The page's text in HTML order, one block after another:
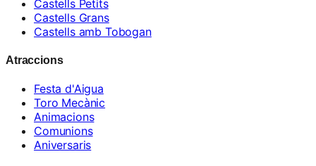
Castells Petits
Castells Grans
Castells amb Tobogan
Atraccions
Festa d'Aigua
Toro Mecànic
Animacions
Comunions
Aniversaris